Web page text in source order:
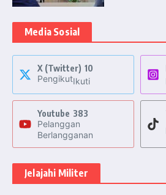
Media Sosial
X (Twitter) 10
PengikutIkuti
Youtube 383
Pelanggan
Berlangganan
Jelajahi Militer